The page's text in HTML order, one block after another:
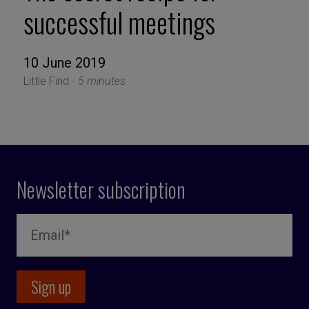
successful meetings
10 June 2019
Little Find - 5 minutes
Newsletter subscription